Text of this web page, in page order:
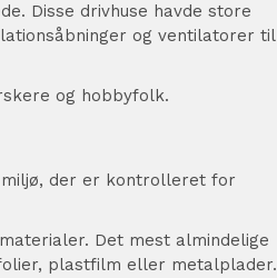
Disse drivhuse havde store
og ventilatorer til
og hobbyfolk.
der er kontrolleret for
Det mest almindelige
plastfilm eller metalplader.